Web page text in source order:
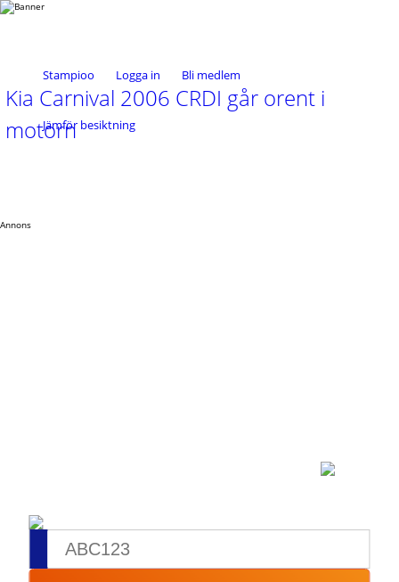
Stampioo Logga in Bli medlem
Jämför besiktning
Kia Carnival 2006 CRDI går orent i
motorn
Annons